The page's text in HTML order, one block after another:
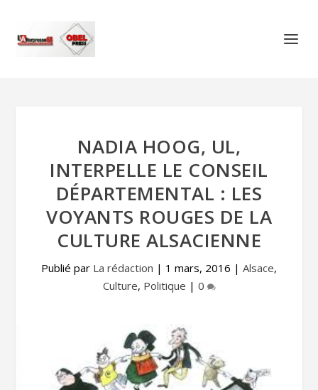
NADIA HOOG, UL,
INTERPELLE LE CONSEIL
DÉPARTEMENTAL : LES
VOYANTS ROUGES DE LA
CULTURE ALSACIENNE
Publié par La rédaction | 1 mars, 2016 | Alsace,
Culture, Politique | 0